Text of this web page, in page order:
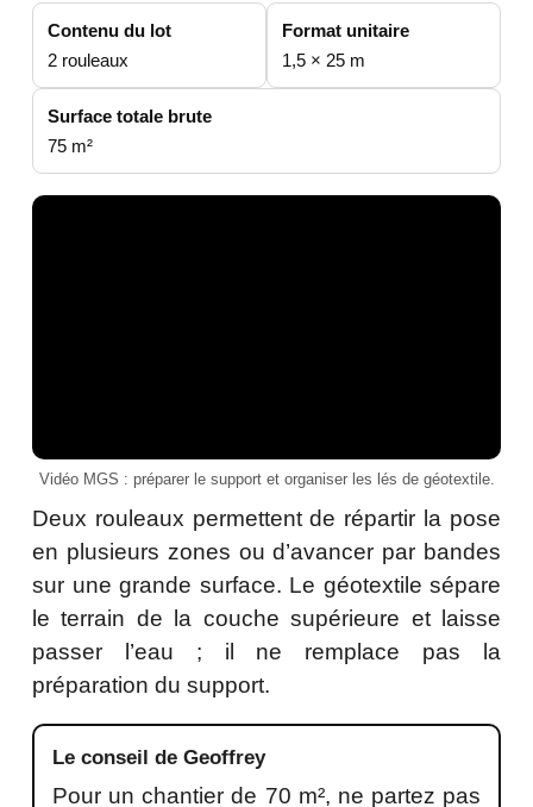
Contenu du lot
2 rouleaux
Format unitaire
1,5 × 25 m
Surface totale brute
75 m²
Vidéo MGS : préparer le support et organiser les lés de géotextile.
Deux rouleaux permettent de répartir la pose
en plusieurs zones ou d’avancer par bandes
sur une grande surface. Le géotextile sépare
le terrain de la couche supérieure et laisse
passer l’eau ; il ne remplace pas la
préparation du support.
Le conseil de Geoffrey
Pour un chantier de 70 m², ne partez pas